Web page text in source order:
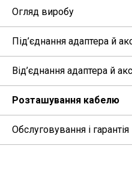
Огляд виробу
Під’єднання адаптера й
Від’єднання адаптера й
Розташування кабелю
Обслуговування і гарантія